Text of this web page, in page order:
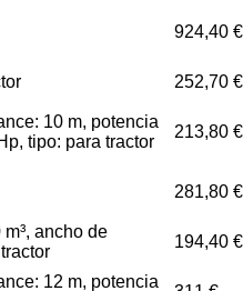
924,40 €
252,70 €
10 m, potencia
tipo: para tractor
213,80 €
281,80 €
ancho de
194,40 €
12 m, potencia